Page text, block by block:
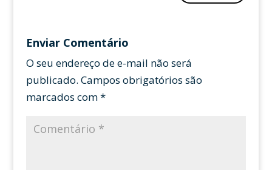
Enviar Comentário
O seu endereço de e-mail não será
publicado. Campos obrigatórios são
marcados com*